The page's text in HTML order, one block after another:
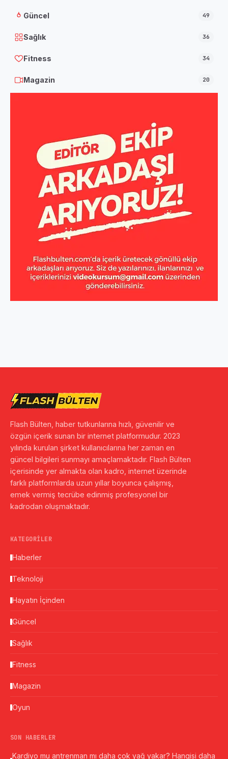
Güncel 49
Sağlık 36
Fitness 34
Magazin 20
Flash Bülten, haber tutkunlarına hızlı, güvenilir ve
özgün içerik sunan bir internet platformudur. 2023
yılında kurulan şirket kullanıcılarına her zaman en
güncel bilgileri sunmayı amaçlamaktadır. Flash Bülten
içerisinde yer almakta olan kadro, internet üzerinde
farklı platformlarda uzun yıllar boyunca çalışmış,
emek vermiş tecrübe edinmiş profesyonel bir
kadrodan oluşmaktadır.
KATEGORILER
Haberler
Teknoloji
Hayatın İçinden
Güncel
Sağlık
Fitness
Magazin
Oyun
SON HABERLER
Kardiyo mu antrenman mı daha çok yağ yakar? Hangisi daha